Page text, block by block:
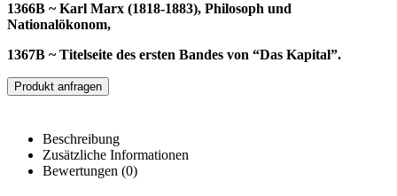
1366B ~ Karl Marx (1818-1883), Philosoph und
Nationalökonom,
1367B ~ Titelseite des ersten Bandes von “Das Kapital”.
Produkt anfragen
Beschreibung
Zusätzliche Informationen
Bewertungen (0)